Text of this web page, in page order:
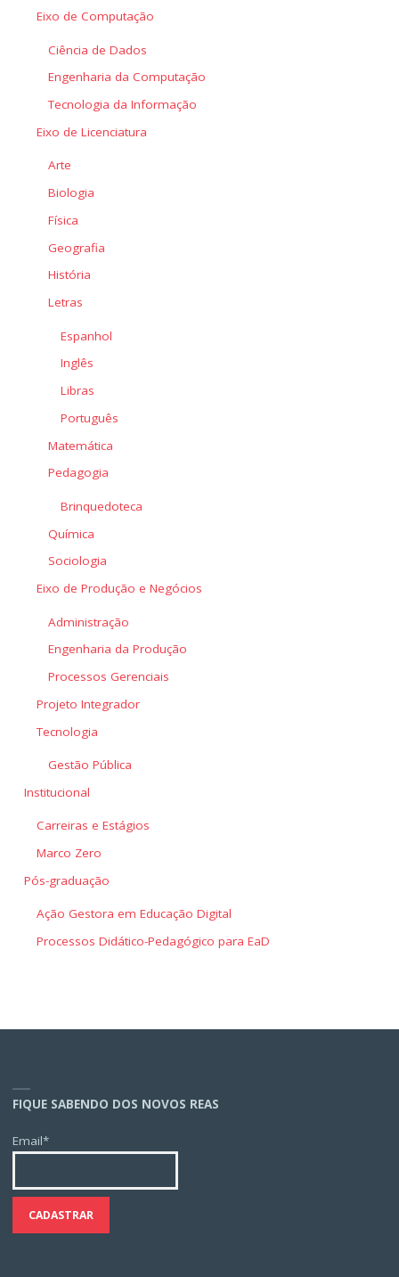
Eixo de Computação
Ciência de Dados
Engenharia da Computação
Tecnologia da Informação
Eixo de Licenciatura
Arte
Biologia
Física
Geografia
História
Letras
Espanhol
Inglês
Libras
Português
Matemática
Pedagogia
Brinquedoteca
Química
Sociologia
Eixo de Produção e Negócios
Administração
Engenharia da Produção
Processos Gerenciais
Projeto Integrador
Tecnologia
Gestão Pública
Institucional
Carreiras e Estágios
Marco Zero
Pós-graduação
Ação Gestora em Educação Digital
Processos Didático-Pedagógico para EaD
FIQUE SABENDO DOS NOVOS REAS
Email*